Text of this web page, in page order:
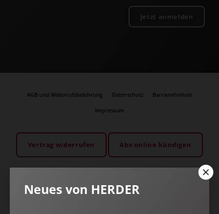
Jetzt anmelden
AGB und Widerrufsbelehrung Datenschutz Barrierefreiheit
Impressum
Vertrag widerrufen Abo online kündigen
Neues von HERDER